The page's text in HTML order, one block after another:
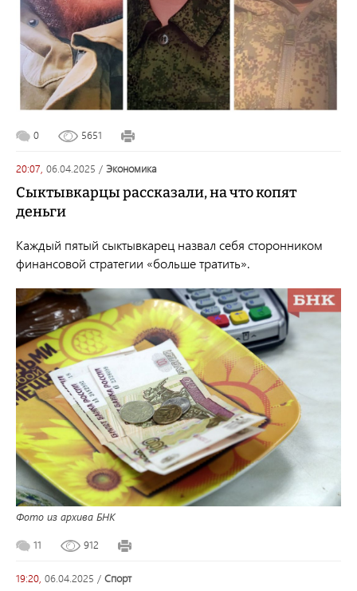
0 5651
20:07, 06.04.2025 / экономика
Сыктывкарцы рассказали, на что копят
деньги
Каждый пятый сыктывкарец назвал себя сторонником
финансовой стратегии «больше тратить».
Фото из архива БНК
11 912
19:20, 06.04.2025 / спорт